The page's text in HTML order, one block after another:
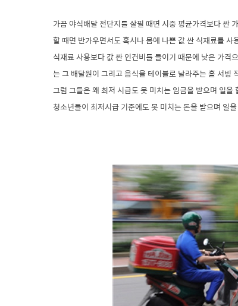
가끔 야식배달 전단지를 살필 때면 시중 평균가격보다 싼
할 때면 반가우면서도 혹시나 몸에 나쁜 값 싼 식재료를
식재료 사용보다 값 싼 인건비를 들이기 때문에 낮은 가격
는 그 배달원이 그리고 음식을 테이블로 날라주는 홀 서빙
그럼 그들은 왜 최저 시급도 못 미치는 임금을 받으며 일
청소년들이 최저시급 기준에도 못 미치는 돈을 받으며 일